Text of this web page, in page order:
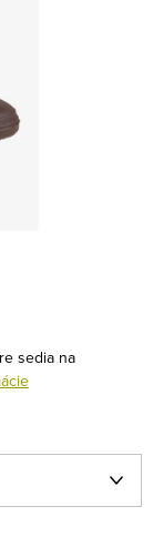
sedia na